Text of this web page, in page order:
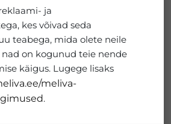
ja
kes võivad seda
teabega, mida olete neile
on kogunud teie nende
käigus. Lugege lisaks
meliva-
.